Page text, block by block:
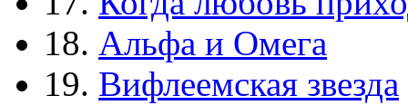
18. Альфа и Омега
19. Вифлеемская звезда